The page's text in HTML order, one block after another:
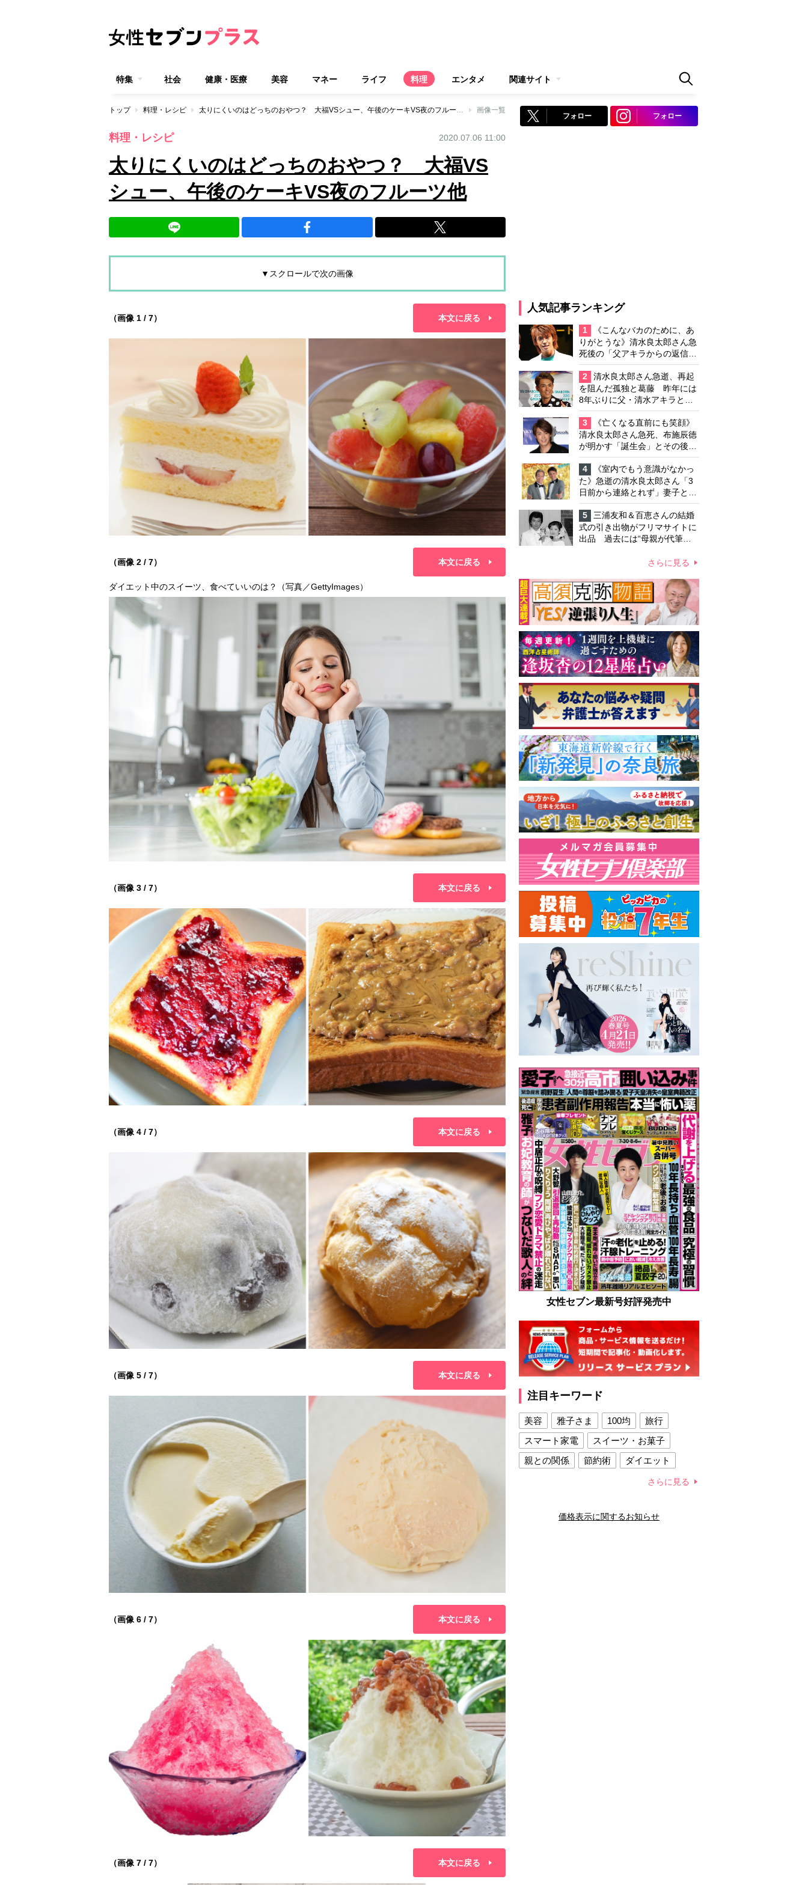
特集 社会 健康・医療 美容 マネー ライフ 料理 エンタメ 関連サイト
トップ 料理・レシピ 太りにくいのはどっちのおやつ？ 大福VSシュー、午後のケーキVS夜のフルーツ他 画像一覧
料理・レシピ 2020.07.06 11:00
太りにくいのはどっちのおやつ？ 大福VS
シュー、午後のケーキVS夜のフルーツ他
▼スクロールで次の画像
（画像 1 / 7） 本文に戻る
（画像 2 / 7） 本文に戻る
ダイエット中のスイーツ、食べていいのは？（写真／GettyImages）
（画像 3 / 7） 本文に戻る
（画像 4 / 7） 本文に戻る
（画像 5 / 7） 本文に戻る
（画像 6 / 7） 本文に戻る
（画像 7 / 7） 本文に戻る
フォロー フォロー
人気記事ランキング
1
《こんなバカのために、あ
りがとうな》清水良太郎さん急
死後の「父アキラからの返信」
布施辰徳が涙で明かす「順番が
違う」
2
清水良太郎さん急逝、再起
を阻んだ孤独と葛藤 昨年には
8年ぶりに父・清水アキラと共
演、本格的な活動再開に向かっ
ていたが…周囲が懸念していた
「不安定なところ」
3
《亡くなる直前にも笑顔》
清水良太郎さん急死、布施辰徳
が明かす「誕生会」とその後の
メッセージ
4
《室内でもう意識がなかっ
た》急逝の清水良太郎さん「3
日前から連絡とれず」妻子とは
別居で孤独を感じていた
5
三浦友和＆百恵さんの結婚
式の引き出物がフリマサイトに
出品 過去には“母親が代筆し
ほどで売買 昭和スターグッズ
さらに見る
女性セブン最新号好評発売中
注目キーワード
美容 雅子さま 100均
旅行
スマート家電
スイーツ・お菓子
親との関係
節約術
ダイエット
夫との関係
新津春子 どか食い
さらに見る
価格表示に関するお知らせ